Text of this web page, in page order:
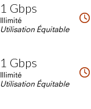
1 Gbps
Illimité
Utilisation Équitable
1 Gbps
Illimité
Utilisation Équitable